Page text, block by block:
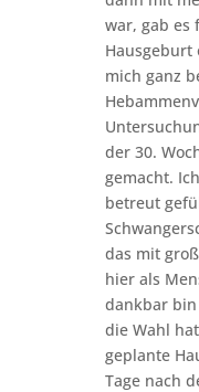
war, gab es
Hausgeburt
mich ganz
der 30.
gemacht.
betreut
das mit
hier als
dankbar bin
die Wahl
geplante
Tage nach